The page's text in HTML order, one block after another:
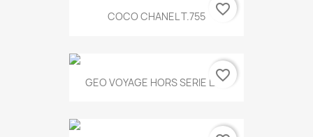
COCO CHANEL T.755 favorite_border
GEO VOYAGE HORS SERIE LA...
favorite_border